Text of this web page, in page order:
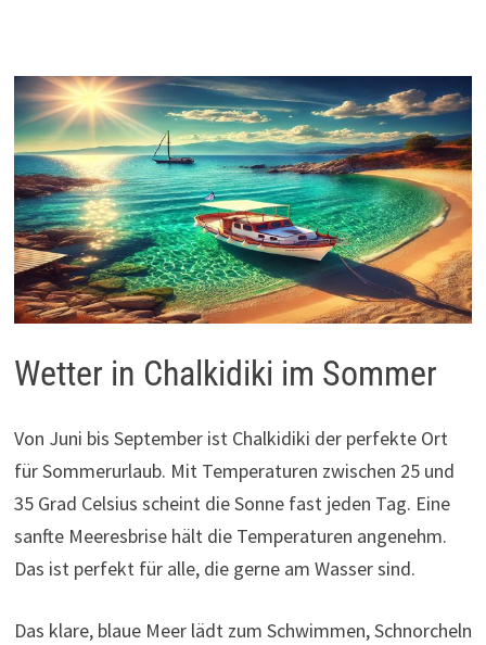
Wetter in Chalkidiki im Sommer
Von Juni bis September ist Chalkidiki der perfekte Ort
für Sommerurlaub. Mit Temperaturen zwischen 25 und
35 Grad Celsius scheint die Sonne fast jeden Tag. Eine
sanfte Meeresbrise hält die Temperaturen angenehm.
Das ist perfekt für alle, die gerne am Wasser sind.
Das klare, blaue Meer lädt zum Schwimmen, Schnorcheln